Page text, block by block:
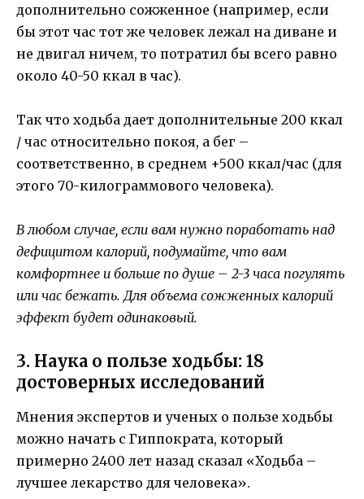
дополнительно сожженное (например, если
бы этот час тот же человек лежал на диване и
не двигал ничем, то потратил бы всего равно
около 40-50 ккал в час).
Так что ходьба дает дополнительные 200 ккал
/ час относительно покоя, а бег –
соответственно, в среднем +500 ккал/час (для
этого 70-килограммового человека).
В любом случае, если вам нужно поработать над
дефицитом калорий, подумайте, что вам
комфортнее и больше по душе – 2-3 часа погулять
или час бежать. Для объема сожженных калорий
эффект будет одинаковый.
3. Наука о пользе ходьбы: 18
достоверных исследований
Мнения экспертов и ученых о пользе ходьбы
можно начать с Гиппократа, который
примерно 2400 лет назад сказал «Ходьба –
лучшее лекарство для человека».